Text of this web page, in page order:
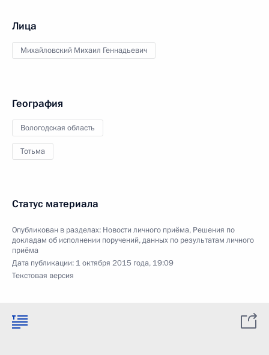
Лица
Михайловский Михаил Геннадьевич
География
Вологодская область
Тотьма
Статус материала
Опубликован в разделах: Новости личного приёма, Решения по
докладам об исполнении поручений, данных по результатам личного
приёма
Дата публикации: 1 октября 2015 года, 19:09
Текстовая версия